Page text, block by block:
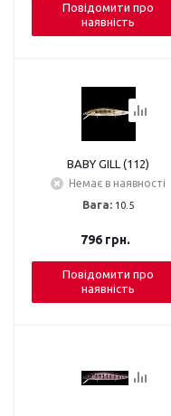
Повідомити про
наявність
BABY GILL (112)
Немає в наявності
Вага: 10.5
796грн.
Повідомити про
наявність